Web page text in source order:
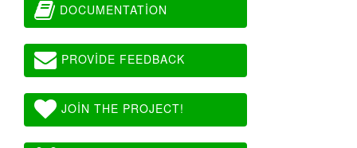
DOCUMENTATION
PROVIDE FEEDBACK
JOIN THE PROJECT!